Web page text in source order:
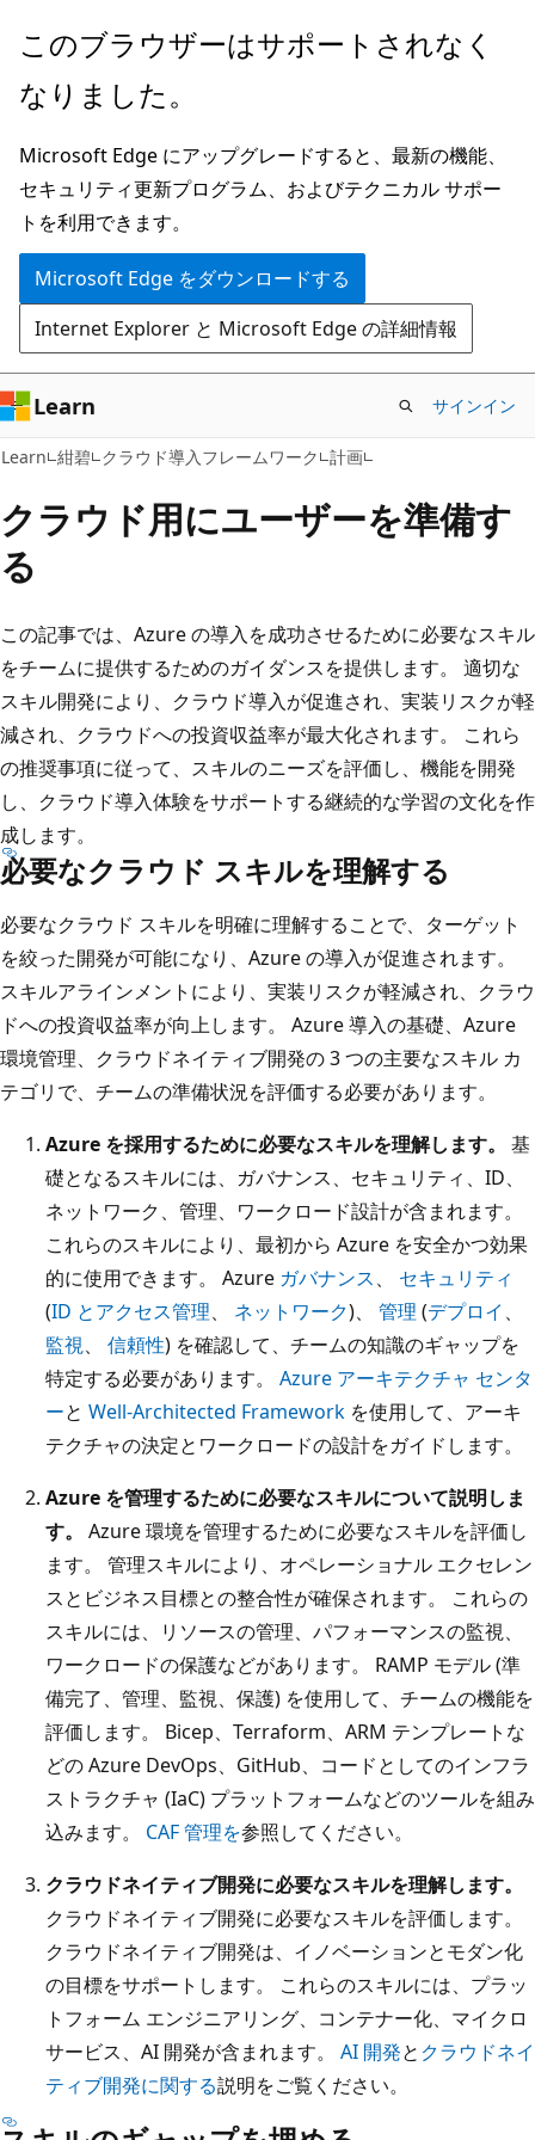
メ
ン
ン
テ
ン
ツ
に
ス
キ
ッ
プ
このブラウザーはサポートされなく
なりました。
Microsoft Edge にアップグレードすると、最新の機能、
セキュリティ更新プログラム、およびテクニカル サポー
トを利用できます。
Microsoft Edge をダウンロードする
Internet Explorer と Microsoft Edge の詳細情報
Learn サインイン
Learn 紺碧 クラウド導入フレームワーク 計画
クラウド用にユーザーを準備す
る
この記事では、Azure の導入を成功させるために必要なスキル
をチームに提供するためのガイダンスを提供します。 適切な
スキル開発により、クラウド導入が促進され、実装リスクが軽
減され、クラウドへの投資収益率が最大化されます。 これら
の推奨事項に従って、スキルのニーズを評価し、機能を開発
し、クラウド導入体験をサポートする継続的な学習の文化を作
成します。
必要なクラウド スキルを理解する
必要なクラウド スキルを明確に理解することで、ターゲット
を絞った開発が可能になり、Azure の導入が促進されます。
スキルアラインメントにより、実装リスクが軽減され、クラウ
ドへの投資収益率が向上します。 Azure 導入の基礎、Azure
環境管理、クラウドネイティブ開発の 3 つの主要なスキル カ
テゴリで、チームの準備状況を評価する必要があります。
Azure を採用するために必要なスキルを理解します。
基
礎となるスキルには、ガバナンス、セキュリティ、ID、
ネットワーク、管理、ワークロード設計が含まれます。
これらのスキルにより、最初から Azure を安全かつ効果
的に使用できます。 Azure ガバナンス、 セキュリティ
(ID とアクセス管理、 ネットワーク)、 管理 (デプロイ 、
監視、 信頼性) を確認して、チームの知識のギャップを
特定する必要があります。 Azure アーキテクチャ センタ
ーと Well-Architected Framework を使用して、アーキ
テクチャの決定とワークロードの設計をガイドします。
Azure を管理するために必要なスキルについて説明しま
す。
Azure 環境を管理するために必要なスキルを評価し
ます。 管理スキルにより、オペレーショナル エクセレン
スとビジネス目標との整合性が確保されます。 これらの
スキルには、リソースの管理、パフォーマンスの監視、
ワークロードの保護などがあります。 RAMP モデル (準
備完了、管理、監視、保護) を使用して、チームの機能を
評価します。 Bicep、Terraform、ARM テンプレートな
どの Azure DevOps、GitHub、コードとしてのインフラ
ストラクチャ (IaC) プラットフォームなどのツールを組み
込みます。 CAF 管理を参照してください。
クラウドネイティブ開発に必要なスキルを理解します。
クラウドネイティブ開発に必要なスキルを評価します。
クラウドネイティブ開発は、イノベーションとモダン化
の目標をサポートします。 これらのスキルには、プラッ
トフォーム エンジニアリング、コンテナー化、マイクロ
サービス、AI 開発が含まれます。 AI 開発と クラウドネイ
ティブ開発に関する説明をご覧ください。